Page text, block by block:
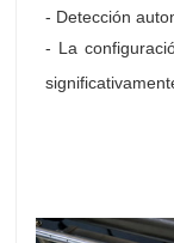
- Detección
- La